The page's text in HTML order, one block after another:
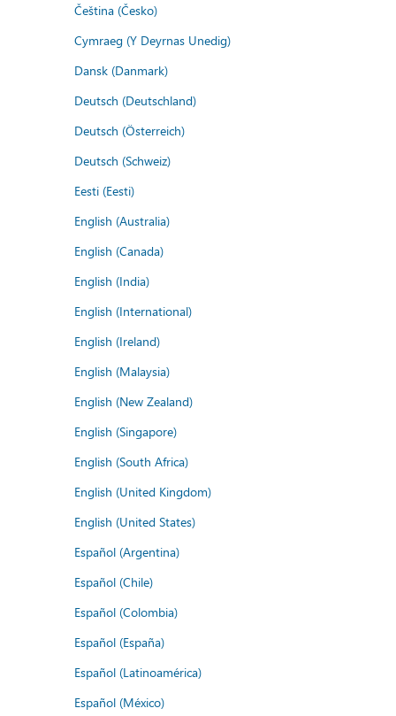
Čeština (Česko)
Cymraeg (Y Deyrnas Unedig)
Dansk (Danmark)
Deutsch (Deutschland)
Deutsch (Österreich)
Deutsch (Schweiz)
Eesti (Eesti)
English (Australia)
English (Canada)
English (India)
English (International)
English (Ireland)
English (Malaysia)
English (New Zealand)
English (Singapore)
English (South Africa)
English (United Kingdom)
English (United States)
Español (Argentina)
Español (Chile)
Español (Colombia)
Español (España)
Español (Latinoamérica)
Español (México)